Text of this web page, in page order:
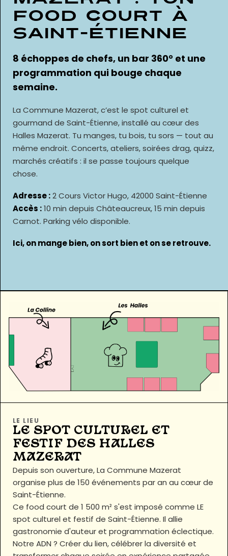
food court à
Saint-Étienne
8 échoppes de chefs, un bar 360° et une
programmation qui bouge chaque
semaine.
La Commune Mazerat, c’est le spot culturel et
gourmand de Saint-Étienne, installé au cœur des
Halles Mazerat. Tu manges, tu bois, tu sors — tout au
même endroit. Concerts, ateliers, soirées drag, quizz,
marchés créatifs : il se passe toujours quelque
chose.
Adresse :2 Cours Victor Hugo, 42000 Saint-Étienne
Accès :10 min depuis Châteaucreux, 15 min depuis
Carnot. Parking vélo disponible.
Ici, on mange bien, on sort bien et on se retrouve.
LE LIEU
LE SPOT CULTUREL ET
FESTIF DES HALLES
MAZERAT
Depuis son ouverture, La Commune Mazerat
organise plus de 150 événements par an au cœur de
Saint-Étienne.
Ce food court de 1 500 m² s'est imposé comme LE
spot culturel et festif de Saint-Étienne. Il allie
gastronomie d'auteur et programmation éclectique.
Notre ADN ? Créer du lien, célébrer la diversité et